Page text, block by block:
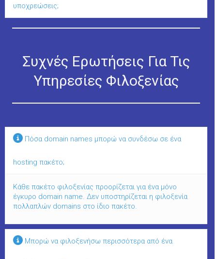
υποχρεώσεις;
Συχνές Ερωτήσεις Για Τις
Υπηρεσίες Φιλοξενίας
Πόσα domain names μπορώ να συνδέσω σε ένα
hosting πακέτο;
Κάθε πακέτο φιλοξενίας προορίζεται για ένα μόνο
έγκυρο domain name. Δεν υποστηρίζεται η φιλοξενία
πολλαπλών domains στο ίδιο πακέτο.
Μπορώ να φιλοξενήσω περισσότερα από ένα